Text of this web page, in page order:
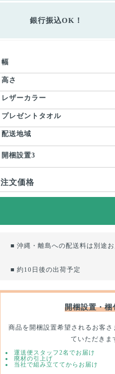
銀行振込OK！
幅
高さ
レザーカラー
プレゼントタオル
配送地域
開梱設置3
注文価格
■ 沖縄・離島への配送料は別途
■ 約10日後の出荷予定
開梱設置・梱
商品を開梱設置希望されるお客さ
ていただきま
運送便スタッフ2名でお届け
廃材の引上げ
当社で組み立ててからお届け